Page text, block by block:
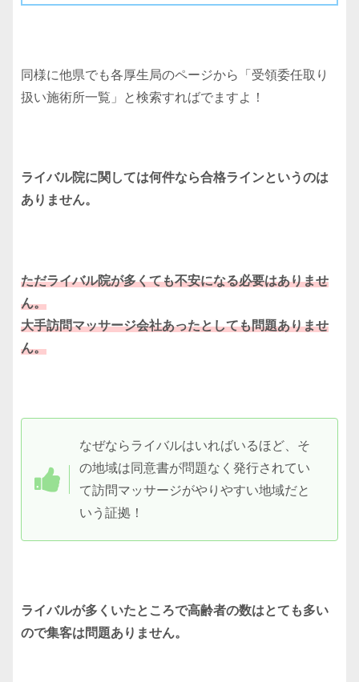
同様に他県でも各厚生局のページから「受領委任取り
扱い施術所一覧」と検索すればでますよ！
ライバル院に関しては何件なら合格ラインというのは
ありません。
ただライバル院が多くても不安になる必要はありませ
ん。
大手訪問マッサージ会社あったとしても問題ありませ
ん。
なぜならライバルはいればいるほど、そ
の地域は同意書が問題なく発行されてい
て訪問マッサージがやりやすい地域だと
いう証拠！
ライバルが多くいたところで高齢者の数はとても多い
ので集客は問題ありません。